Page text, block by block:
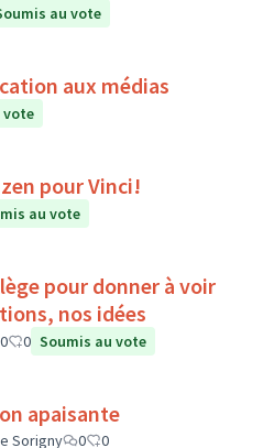
au vote
aux médias
vote
pour Vinci!
au vote
pour donner à voir
nos idées
0 0 Soumis au vote
apaisante
Sorigny 0
0